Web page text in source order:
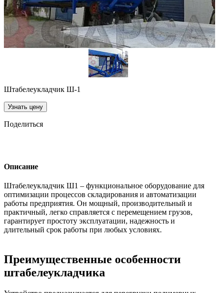
Штабелеукладчик Ш-1
Узнать цену
Поделиться
Описание
Штабелеукладчик Ш1 – функциональное оборудование для
оптимизации процессов складирования и автоматизации
работы предприятия. Он мощный, производительный и
практичный, легко справляется с перемещением грузов,
гарантирует простоту эксплуатации, надежность и
длительный срок работы при любых условиях.
Преимущественные особенности
штабелеукладчика